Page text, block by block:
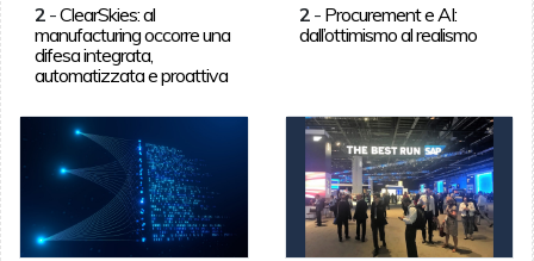
2-ClearSkies: al
manufacturing occorre una
difesa integrata,
automatizzata e proattiva
2 - Procurement e AI:
dall’ottimismo al realismo